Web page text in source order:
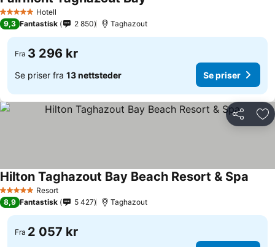
5 Stjerner Hotell
9,3 Fantastisk 2 850 Taghazout
Fra 3 296 kr
Se priser fra 13 nettsteder Se priser
Del
5 Stjerner Resort
Hilton Taghazout Bay Beach Resort & Spa
8,9 Fantastisk 5 427 Taghazout
Fra 2 057 kr